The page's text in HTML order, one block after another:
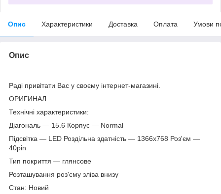
Опис Характеристики Доставка Оплата Умови
Опис
Раді привітати Вас у своєму інтернет-магазині.
ОРИГИНАЛ
Технічні характеристики:
Діагональ — 15.6 Корпус — Normal
Підсвітка — LED Роздільна здатність — 1366х768 Роз'єм —
40pin
Тип покриття — глянсове
Розташування роз'єму зліва внизу
Стан: Новий